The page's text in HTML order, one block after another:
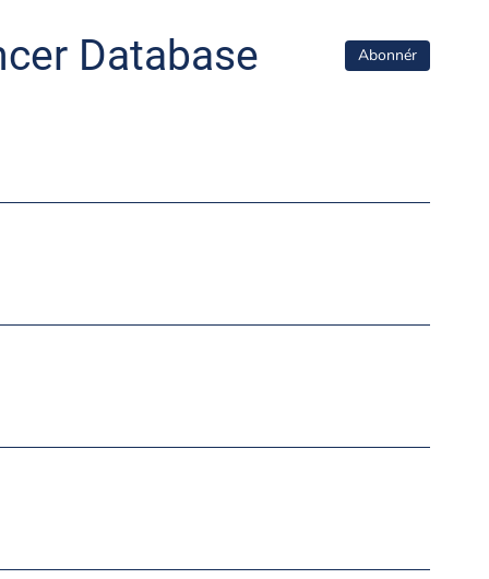
Database Abonnér